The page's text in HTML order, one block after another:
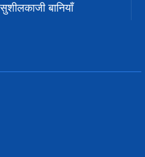
सुशीलकाजी बानियाँ